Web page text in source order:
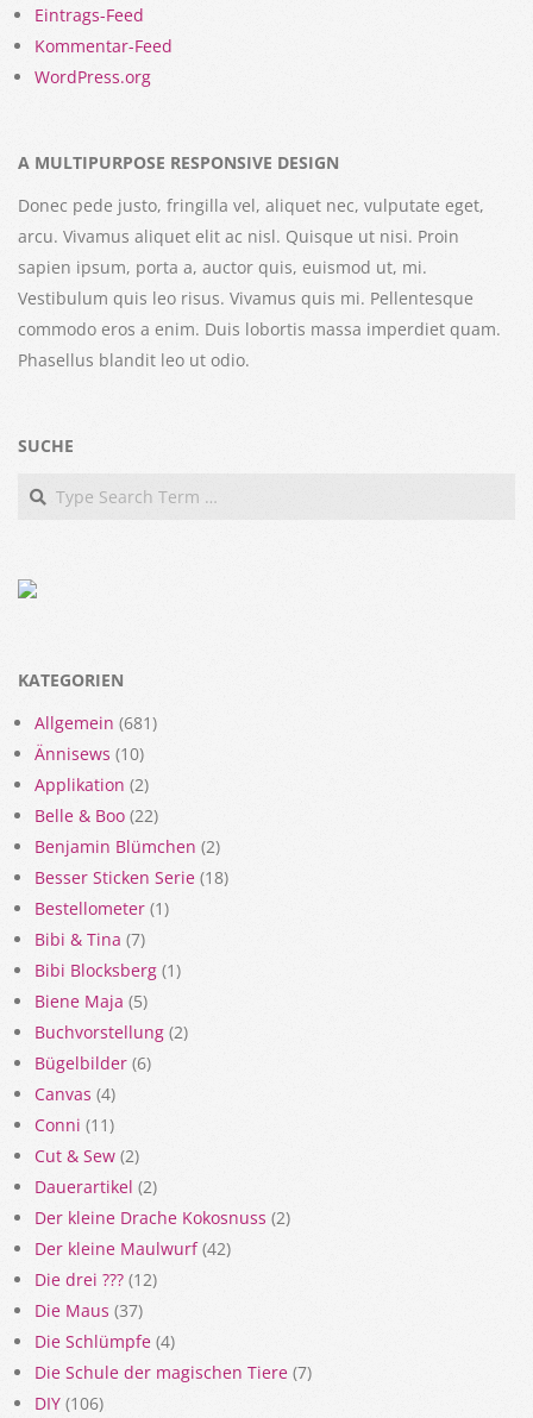
Eintrags-Feed
Kommentar-Feed
WordPress.org
A MULTIPURPOSE RESPONSIVE DESIGN
Donec pede justo, fringilla vel, aliquet nec, vulputate eget,
arcu. Vivamus aliquet elit ac nisl. Quisque ut nisi. Proin
sapien ipsum, porta a, auctor quis, euismod ut, mi.
Vestibulum quis leo risus. Vivamus quis mi. Pellentesque
commodo eros a enim. Duis lobortis massa imperdiet quam.
Phasellus blandit leo ut odio.
SUCHE
Search
KATEGORIEN
Allgemein (681)
Ännisews (10)
Applikation (2)
Belle & Boo (22)
Benjamin Blümchen (2)
Besser Sticken Serie (18)
Bestellometer (1)
Bibi & Tina (7)
Bibi Blocksberg (1)
Biene Maja (5)
Buchvorstellung (2)
Bügelbilder (6)
Canvas (4)
Conni (11)
Cut & Sew (2)
Dauerartikel (2)
Der kleine Drache Kokosnuss (2)
Der kleine Maulwurf(42)
Die drei ??? (12)
Die Maus (37)
Die Schlümpfe (4)
Die Schule der magischen Tiere (7)
DIY (106)